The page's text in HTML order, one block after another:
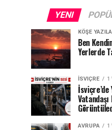
YENI
KÖŞE
Ben
Yerlerde
İSVIÇRE 1
İsviçre’de
Vatandaşı
AVRUPA 1